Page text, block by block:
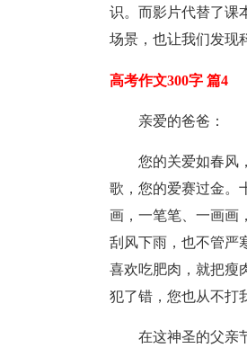
识。而影片代替了课
场景，也让我们发现
高考作文300字 篇4
亲爱的爸爸：
您的关爱如春风
歌，您的爱赛过金。
画，一笔笔、一画画
刮风下雨，也不管严
喜欢吃肥肉，就把瘦
犯了错，您也从不打
在这神圣的父亲